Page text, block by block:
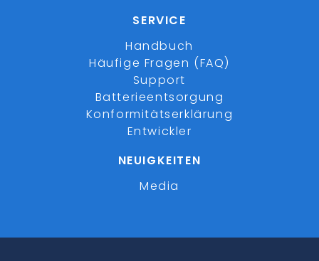
SERVICE
Handbuch
Häufige Fragen (FAQ)
Support
Batterieentsorgung
Konformitätserklärung
Entwickler
NEUIGKEITEN
Media